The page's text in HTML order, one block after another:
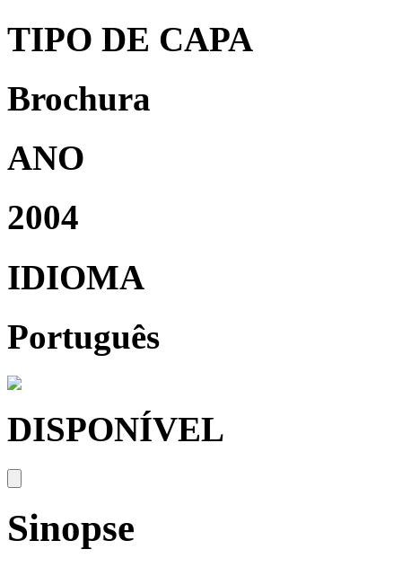
TIPO DE CAPA
Brochura
ANO
2004
IDIOMA
Português
DISPONÍVEL
Sinopse